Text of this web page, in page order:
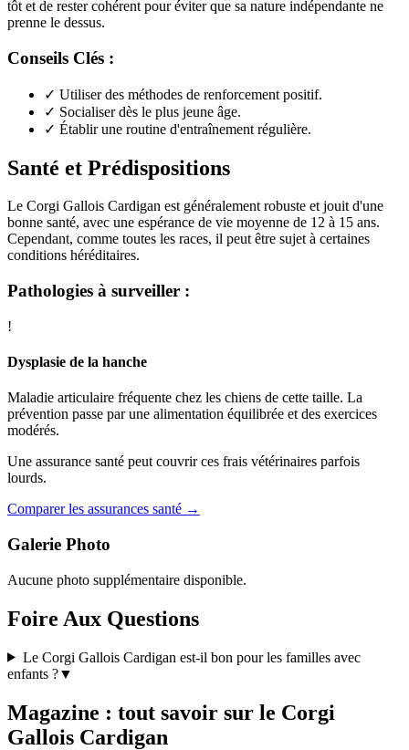
tôt et de rester cohérent pour éviter que sa nature indépendante ne
prenne le dessus.
Conseils Clés :
✓ Utiliser des méthodes de renforcement positif.
✓ Socialiser dès le plus jeune âge.
✓ Établir une routine d'entraînement régulière.
Santé et Prédispositions
Le Corgi Gallois Cardigan est généralement robuste et jouit d'une
bonne santé, avec une espérance de vie moyenne de 12 à 15 ans.
Cependant, comme toutes les races, il peut être sujet à certaines
conditions héréditaires.
Pathologies à surveiller :
!
Dysplasie de la hanche
Maladie articulaire fréquente chez les chiens de cette taille. La
prévention passe par une alimentation équilibrée et des exercices
modérés.
Une assurance santé peut couvrir ces frais vétérinaires parfois
lourds.
Comparer les assurances santé →
Galerie Photo
Aucune photo supplémentaire disponible.
Foire Aux Questions
Le Corgi Gallois Cardigan est-il bon pour les familles avec
enfants ?▼
Magazine : tout savoir sur le Corgi
Gallois Cardigan